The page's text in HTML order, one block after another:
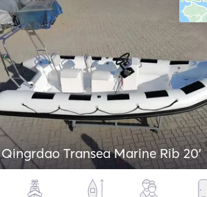
Qingrdao Transea Marine Rib 20'